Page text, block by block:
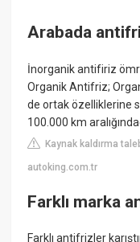
Arabada
İnorganik antifiriz
Organik Antifriz;
de ortak özelliklerine
100.000 km
Kaynak kaldırma
autoking.com.tr
Farklı marka
Farklı antifrizler